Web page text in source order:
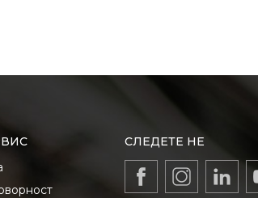
СЛЕДЕТЕ НЕ